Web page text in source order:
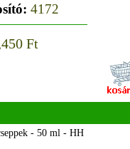
4172
Ft
- 50 ml - HH